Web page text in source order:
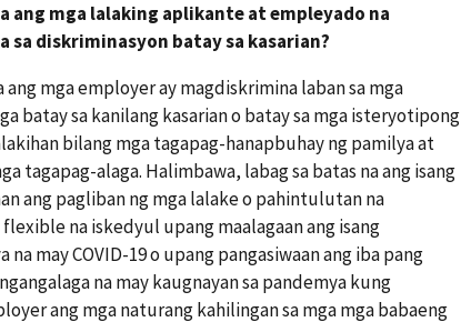
ang mga lalaking aplikante at empleyado na
sa diskriminasyon batay sa kasarian?
ang mga employer ay magdiskrimina laban sa mga
batay sa kanilang kasarian o batay sa mga isteryotipong
bilang mga tagapag-hanapbuhay ng pamilya at
tagapag-alaga. Halimbawa, labag sa batas na ang isang
ang pagliban ng mga lalake o pahintulutan na
na iskedyul upang maalagaan ang isang
may COVID-19 o upang pangasiwaan ang iba pang
na may kaugnayan sa pandemya kung
ang mga naturang kahilingan sa mga mga babaeng